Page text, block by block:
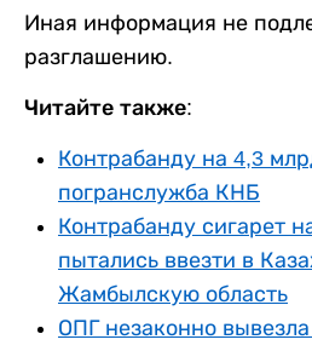
Иная информация не
разглашению.
Читайте также:
Контрабанду на 4,3
погранслужба КНБ
Контрабанду сигарет
пытались ввезти в
Жамбылскую область
ОПГ незаконно